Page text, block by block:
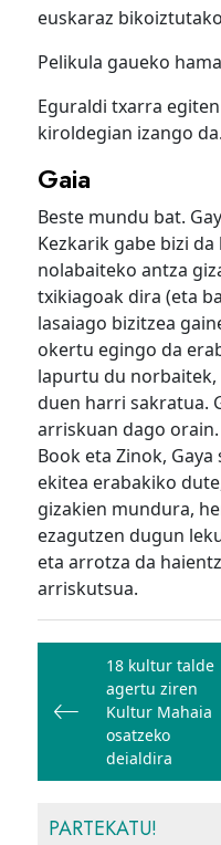
euskaraz
Pelikula gaueko
Eguraldi txarra
kiroldegian izango da.
Gaia
Beste mundu bat.
Kezkarik gabe bizi
nolabaiteko antza
txikiagoak dira (eta
lasaiago bizitzea
okertu egingo da
lapurtu du
duen harri sakratua.
arriskuan dago
Book eta Zinok,
ekitea erabakiko
gizakien mundura,
ezagutzen dugun
eta arrotza da
arriskutsua.
Bidalketetan
zehar
nabigatu
18 kultur talde
agertu ziren
Kultur Mahaia
osatzeko
deialdira
PARTEKATU!